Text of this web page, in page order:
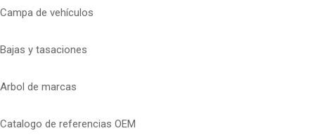
Campa de vehículos
Bajas y tasaciones
Arbol de marcas
Catalogo de referencias OEM